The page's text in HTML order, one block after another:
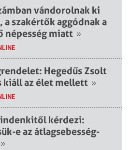
vándorolnak ki
a szakértők aggódnak a
népesség miatt »
Hegedűs Zsolt
kiáll az élet mellett »
kérdezi:
e az átlagsebesség-
»